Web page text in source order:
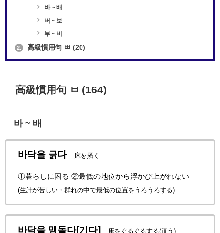
바 ~ 배
버 ~ 보
부 ~ 비
2. 高級慣用句 ㅃ (20)
高級慣用句 ㅂ (164)
바 ~ 배
바닥을 긁다 床を掻く
①暮らしに困る ②最低の地位から浮かび上がれない
(生計が苦しい・群れの中で最低の位置をうろうろする)
바닥을 맴돌다[기다] 床をぐるぐるする(這う)